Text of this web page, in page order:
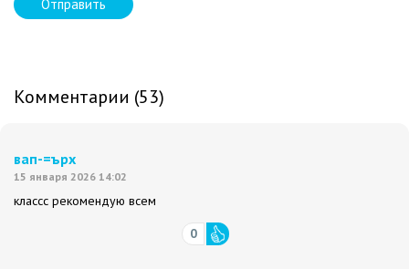
Отправить
Комментарии (53)
вап-=ърх
15 января 2026 14:02
классс рекомендую всем
0